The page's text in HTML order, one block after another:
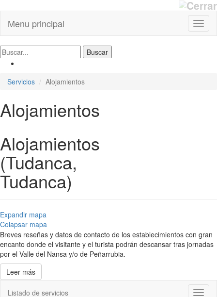
Menu principal
Servicios Alojamientos
Alojamientos
Alojamientos
(Tudanca,
Tudanca)
Expandir mapa
Colapsar mapa
Breves reseñas y datos de contacto de los establecimientos con gran
encanto donde el visitante y el turista podrán descansar tras jornadas
por el Valle del Nansa y/o de Peñarrubia.
Leer más
Listado de servicios